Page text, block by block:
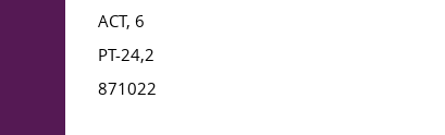
АСТ, 6
PT-24,2
871022